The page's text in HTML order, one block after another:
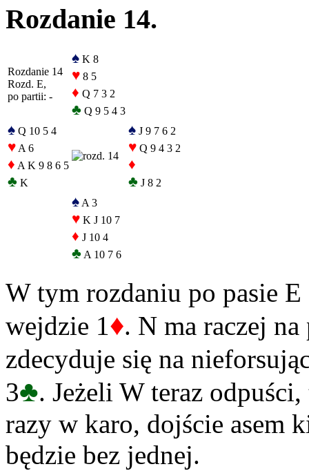
Rozdanie 14.
Rozdanie 14
Rozd. E,
po partii: -
♠ K 8
♥ 8 5
♦ Q 7 3 2
♣ Q 9 5 4 3
♠ Q 10 5 4
♥ A 6
♦ A K 9 8 6 5
♣ K
♠ J 9 7 6 2
♥ Q 9 4 3 2
♦
♣ J 8 2
♠ A 3
♥ K J 10 7
♦ J 10 4
♣ A 10 7 6
W tym rozdaniu po pasie E
wejdzie 1♦. N ma raczej
zdecyduje się na
3♣. Jeżeli W teraz
razy w karo, dojście asem
będzie bez jednej.